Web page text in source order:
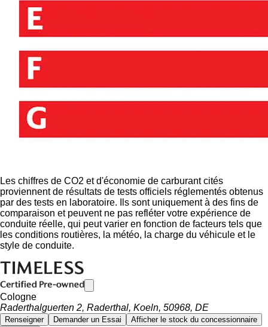
Les chiffres de CO2 et d'économie de carburant cités
proviennent de résultats de tests officiels réglementés obtenus
par des tests en laboratoire. Ils sont uniquement à des fins de
comparaison et peuvent ne pas refléter votre expérience de
conduite réelle, qui peut varier en fonction de facteurs tels que
les conditions routières, la météo, la charge du véhicule et le
style de conduite.
Cologne
Raderthalguerten 2, Raderthal, Koeln, 50968, DE
Renseigner Demander un Essai
Afficher le stock du concessionnaire